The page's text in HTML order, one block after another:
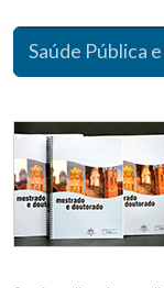
Saúde Pública